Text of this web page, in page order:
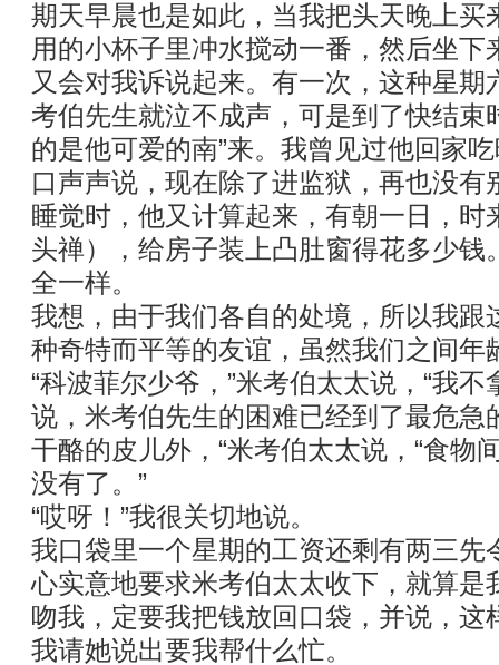
期天早晨也是如此，当我把头天晚上买
用的小杯子里冲水搅动一番，然后坐下
又会对我诉说起来。有一次，这种星期
考伯先生就泣不成声，可是到了快结束
的是他可爱的南”来。我曾见过他回家
口声声说，现在除了进监狱，再也没有
睡觉时，他又计算起来，有朝一日，时
头禅），给房子装上凸肚窗得花多少钱
全一样。
我想，由于我们各自的处境，所以我跟
种奇特而平等的友谊，虽然我们之间年
“科波菲尔少爷，”米考伯太太说，“我
说，米考伯先生的困难已经到了最危急
干酪的皮儿外，“米考伯太太说，“食物
没有了。”
“哎呀！”我很关切地说。
我口袋里一个星期的工资还剩有两三先
心实意地要求米考伯太太收下，就算是
吻我，定要我把钱放回口袋，并说，这
我请她说出要我帮什么忙。